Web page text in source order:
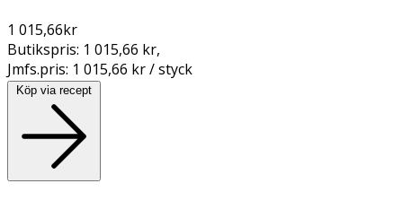
1 015,66kr
Butikspris: 1 015,66 kr,
Jmfs.pris: 1 015,66 kr / styck
Köp via recept